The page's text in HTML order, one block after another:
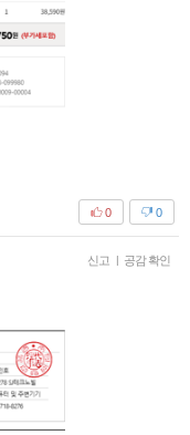
0
0
신고 공감 확인